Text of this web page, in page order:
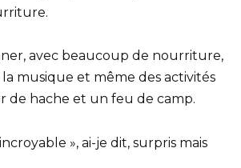
avec beaucoup de nourriture,
la musique et même des activités
de hache et un feu de camp.
incroyable », ai-je dit, surpris mais